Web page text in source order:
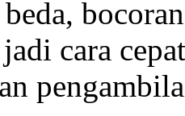
cara